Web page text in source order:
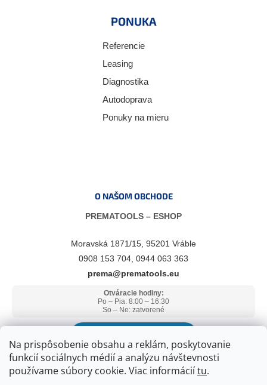
Na prispôsobenie obsahu a reklám, poskytovanie
funkcií sociálnych médií a analýzu návštevnosti
používame súbory cookie. Viac informáciítu.
PONUKA
Referencie
Leasing
Diagnostika
Autodoprava
Ponuky na mieru
O NAŠOM OBCHODE
PREMATOOLS – ESHOP
Moravská 1871/15, 95201 Vráble
0908 153 704, 0944 063 363
prema@prematools.eu
Otváracie hodiny:
Po – Pia: 8:00 – 16:30
So – Ne: zatvorené